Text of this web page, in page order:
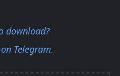
download?
Telegram.